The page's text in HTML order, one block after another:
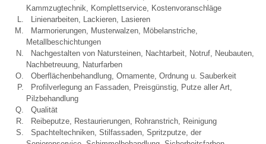
Kammzugtechnik, Komplettservice, Kostenvoranschläge
Linienarbeiten, Lackieren, Lasieren
Marmorierungen, Musterwalzen, Möbelanstriche,
Metallbeschichtungen
Nachgestalten von Natursteinen, Nachtarbeit, Notruf, Neubauten,
Nachbetreuung, Naturfarben
Oberflächenbehandlung, Ornamente, Ordnung u. Sauberkeit
Profilverlegung an Fassaden, Preisgünstig, Putze aller Art,
Pilzbehandlung
Qualität
Reibeputze, Restaurierungen, Rohranstrich, Reinigung
Spachteltechniken, Stilfassaden, Spritzputze, der